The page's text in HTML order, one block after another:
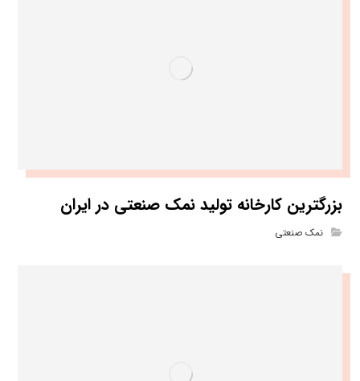
بزرگترین کارخانه تولید نمک صنعتی در ایران
نمک صنعتی